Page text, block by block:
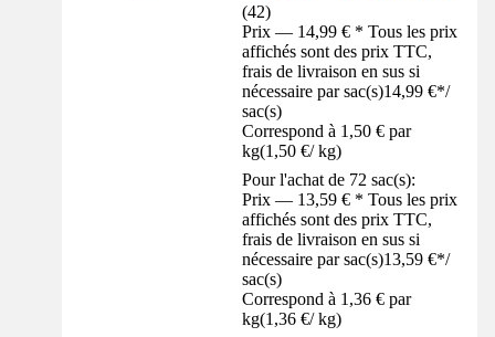
(42)
Prix — 14,99 € * Tous les prix
affichés sont des prix TTC,
frais de livraison en sus si
nécessaire par sac(s)14,99 €*/
sac(s)
Correspond à 1,50 € par
kg(1,50 €/ kg)
Pour l'achat de 72 sac(s):
Prix — 13,59 € * Tous les prix
affichés sont des prix TTC,
frais de livraison en sus si
nécessaire par sac(s)13,59 €*/
sac(s)
Correspond à 1,36 € par
kg(1,36 €/ kg)